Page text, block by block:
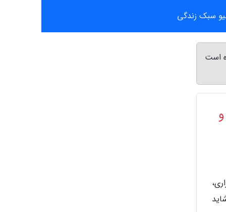
است
سبک زندگی